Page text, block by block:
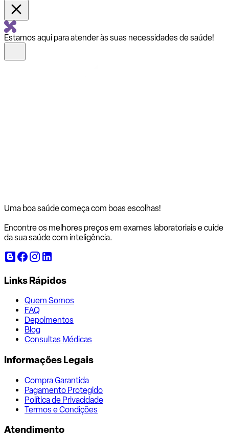
Estamos aqui para atender às suas necessidades de saúde!
Uma boa saúde começa com boas escolhas!
Encontre os melhores preços em exames laboratoriais e cuide
da sua saúde com inteligência.
Links Rápidos
Quem Somos
FAQ
Depoimentos
Blog
Consultas Médicas
Informações Legais
Compra Garantida
Pagamento Protegido
Política de Privacidade
Termos e Condições
Atendimento